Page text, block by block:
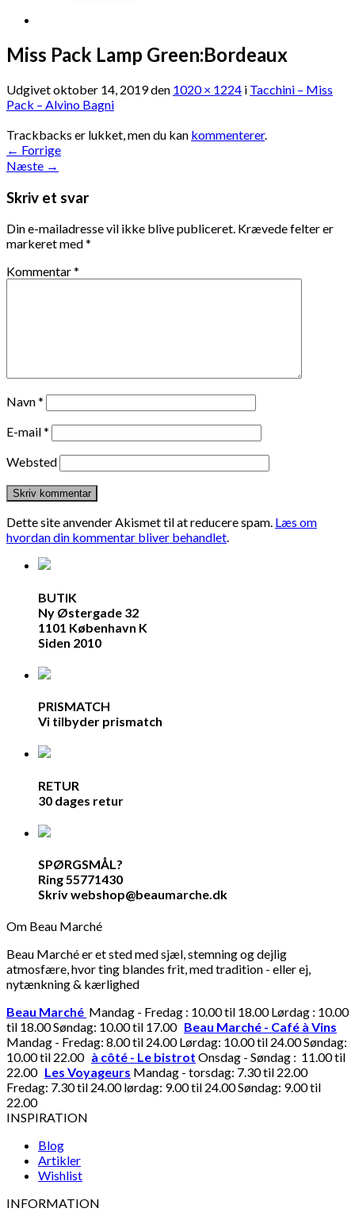
Miss Pack Lamp Green:Bordeaux
Udgivetoktober 14, 2019den 1020 × 1224 i Tacchini – Miss
Pack – Alvino Bagni
Trackbacks er lukket, men du kan kommenterer.
← Forrige
Næste →
Skriv et svar
Din e-mailadresse vil ikke blive publiceret. Krævede felter er
markeret med*
Kommentar*
Navn*
E-mail*
Websted
Dette site anvender Akismet til at reducere spam. Læs om
hvordan din kommentar bliver behandlet.
BUTIK
Ny Østergade 32
1101 København K
Siden 2010
PRISMATCH
Vi tilbyder prismatch
RETUR
30 dages retur
SPØRGSMÅL?
Ring 55771430
Skriv webshop@beaumarche.dk
Om Beau Marché
Beau Marché er et sted med sjæl, stemning og dejlig
atmosfære, hvor ting blandes frit, med tradition - eller ej,
nytænkning & kærlighed
Beau Marché Mandag - Fredag : 10.00 til 18.00 Lørdag : 10.00
til 18.00 Søndag: 10.00 til 17.00 Beau Marché - Café à Vins
Mandag - Fredag: 8.00 til 24.00 Lørdag: 10.00 til 24.00 Søndag:
10.00 til 22.00 à côté - Le bistrot Onsdag - Søndag : 11.00 til
22.00 Les Voyageurs Mandag - torsdag: 7.30 til 22.00
Fredag: 7.30 til 24.00 lørdag: 9.00 til 24.00 Søndag: 9.00 til
22.00
INSPIRATION
Blog
Artikler
Wishlist
INFORMATION